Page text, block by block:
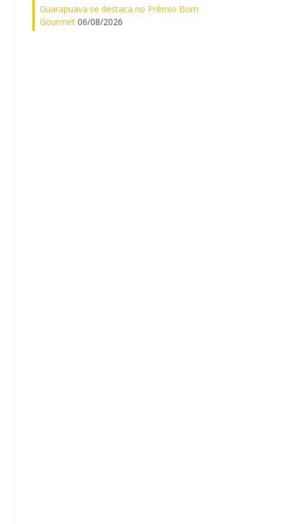
Guarapuava se destaca no Prêmio Bom
Gourmet 06/08/2026